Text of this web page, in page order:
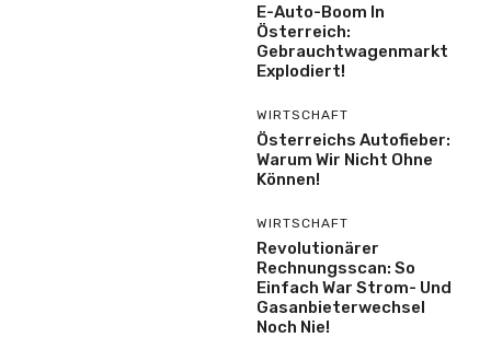
E-Auto-Boom In
Österreich:
Gebrauchtwagenmarkt
Explodiert!
WIRTSCHAFT
Österreichs Autofieber:
Warum Wir Nicht Ohne
Können!
WIRTSCHAFT
Revolutionärer
Rechnungsscan: So
Einfach War Strom- Und
Gasanbieterwechsel
Noch Nie!